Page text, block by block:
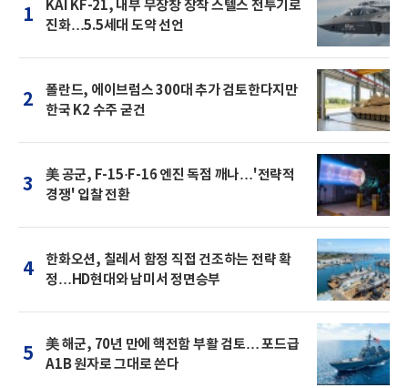
1
KAI KF-21, 내부 무장창 장착 스텔스 전투기로
진화…5.5세대 도약 선언
2
폴란드, 에이브럼스 300대 추가 검토한다지만
한국 K2 수주 굳건
3
美 공군, F-15·F-16 엔진 독점 깨나…'전략적
경쟁' 입찰 전환
4
한화오션, 칠레서 함정 직접 건조하는 전략 확
정…HD현대와 남미서 정면승부
5
美 해군, 70년 만에 핵전함 부활 검토… 포드급
A1B 원자로 그대로 쓴다